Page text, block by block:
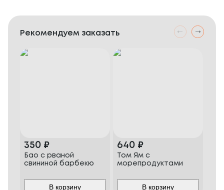
Рекомендуем заказать
350 ₽
Бао с рваной
свининой барбекю
В корзину
640 ₽
Том Ям с
морепродуктами
В корзину